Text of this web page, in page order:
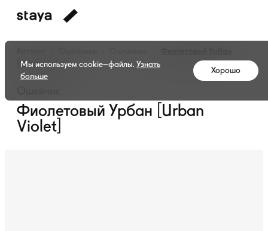
[Urban Violet]
Фиолетовый Урбан [Urban
Violet]
Мы используем cookie–файлы. Узнать
больше
Хорошо